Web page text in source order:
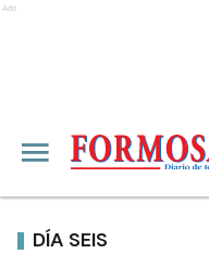
Ads
DÍA SEIS